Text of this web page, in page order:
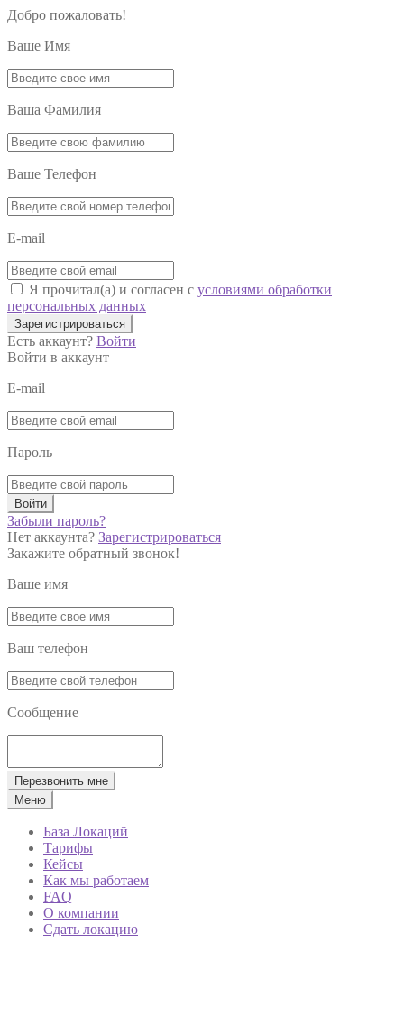
Добро пожаловать!
Ваше Имя
Ваша Фамилия
Ваше Телефон
E-mail
Я прочитал(а) и согласен с условиями обработки
персональных данных
Зарегистрироваться
Есть аккаунт? Войти
Войти в аккаунт
E-mail
Пароль
Войти
Забыли пароль?
Нет аккаунта? Зарегистрироваться
Закажите обратный звонок!
Ваше имя
Ваш телефон
Сообщение
Перезвонить мне
Меню
База Локаций
Тарифы
Кейсы
Как мы работаем
FAQ
О компании
Сдать локацию